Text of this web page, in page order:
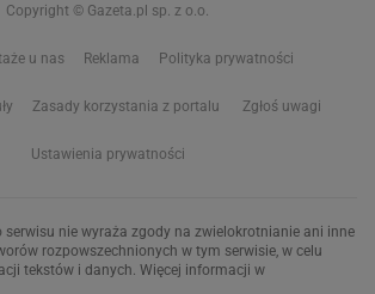
Copyright © Gazeta.pl sp. z o.o.
u nas Reklama Polityka prywatności
Zasady korzystania z portalu Zgłoś uwagi
Ustawienia prywatności
serwisu nie wyraża zgody na zwielokrotnianie ani inne
rozpowszechnionych w tym serwisie, w celu
tekstów i danych. Więcej informacji w